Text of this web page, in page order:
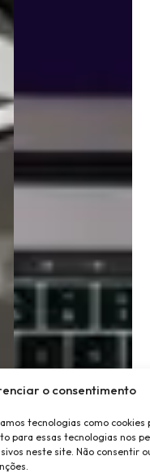
o consentimento
tecnologias como
para essas tecnologias nos
neste site. Não consentir